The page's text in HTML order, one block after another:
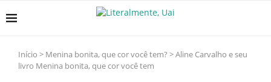
Início > Menina bonita, que cor você tem? >Aline Carvalho e seu
livro Menina bonita, que cor você tem